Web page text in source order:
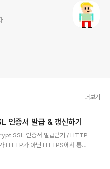
더보기
증서 발급 & 갱신하기
SSL 인증서 발급받기 / HTTP
HTTP가 아닌 HTTPS에서 통신
위한 규약이다. 조금 왜곡을 보